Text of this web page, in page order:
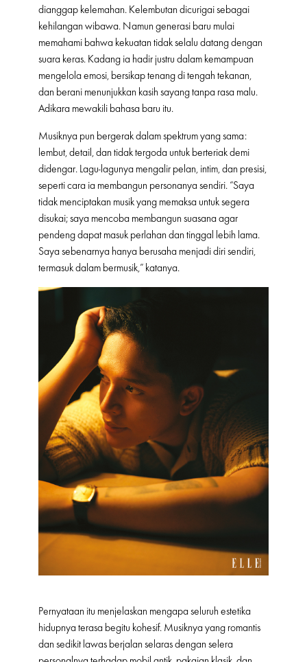
dianggap kelemahan. Kelembutan dicurigai sebagai
kehilangan wibawa. Namun generasi baru mulai
memahami bahwa kekuatan tidak selalu datang dengan
suara keras. Kadang ia hadir justru dalam kemampuan
mengelola emosi, bersikap tenang di tengah tekanan,
dan berani menunjukkan kasih sayang tanpa rasa malu.
Adikara mewakili bahasa baru itu.
Musiknya pun bergerak dalam spektrum yang sama:
lembut, detail, dan tidak tergoda untuk berteriak demi
didengar. Lagu-lagunya mengalir pelan, intim, dan presisi,
seperti cara ia membangun personanya sendiri. “Saya
tidak menciptakan musik yang memaksa untuk segera
disukai; saya mencoba membangun suasana agar
pendeng dapat masuk perlahan dan tinggal lebih lama.
Saya sebenarnya hanya berusaha menjadi diri sendiri,
termasuk dalam bermusik,” katanya.
Pernyataan itu menjelaskan mengapa seluruh estetika
hidupnya terasa begitu kohesif. Musiknya yang romantis
dan sedikit lawas berjalan selaras dengan selera